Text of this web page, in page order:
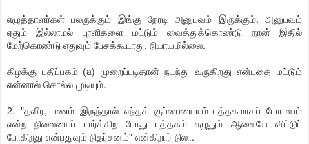
எழுத்தாளர்கள் பலருக்கும் இங்கு நேரடி அனுபவம் இருக்கும். அனுபவம்
ஏதும் இல்லாமல் புரளிகளை மட்டும் வைத்துக்கொண்டு நான் இதில்
மேற்கொண்டு எதுவும் பேசக்கூடாது. நியாயமில்லை.
கிழக்கு பதிப்பகம் (a) முறைப்படிதான் நடந்து வருகிறது என்பதை மட்டும்
என்னால் சொல்ல முடியும்.
2. "தவிர, பணம் இருந்தால் எந்தக் குப்பையையும் புத்தகமாகப் போடலாம்
என்ற நிலையைப் பார்க்கிற போது புத்தகம் எழுதும் ஆசையே விட்டுப்
போகிறது என்பதுவும் நிதர்சனம்" என்கிறார் நிலா.